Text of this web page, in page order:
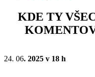
KDE TY
24. 06. 2025 v 18 h